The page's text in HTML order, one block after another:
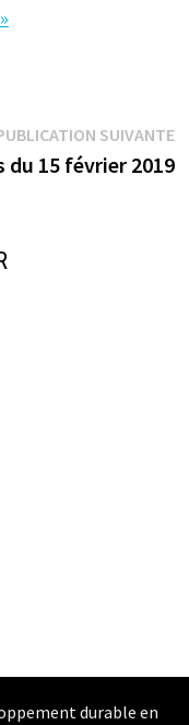
:
SUIVANTE
du 15 février 2019
durable en